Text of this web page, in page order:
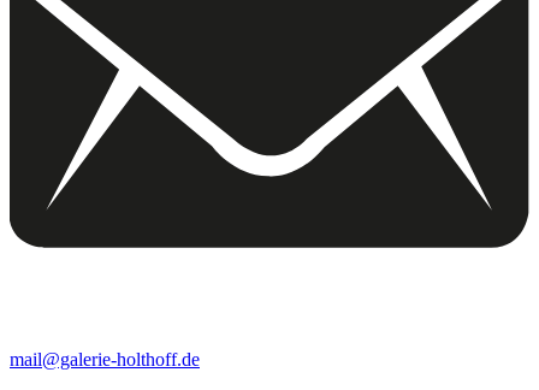
mail@galerie-holthoff.de